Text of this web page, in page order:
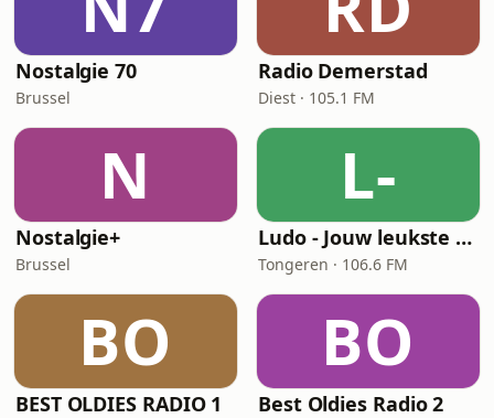
Nostalgie 70
Brussel
Radio Demerstad
Diest · 105.1 FM
N
Nostalgie+
Brussel
L-
Ludo - Jouw leukste Evergreens
Tongeren · 106.6 FM
BO
BEST OLDIES RADIO 1
BO
Best Oldies Radio 2